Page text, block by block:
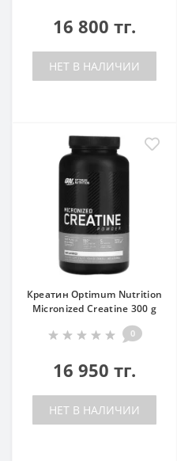
16 800 тг.
НЕТ В НАЛИЧИИ
Креатин Optimum Nutrition
Micronized Creatine 300 g
0
16 950 тг.
НЕТ В НАЛИЧИИ